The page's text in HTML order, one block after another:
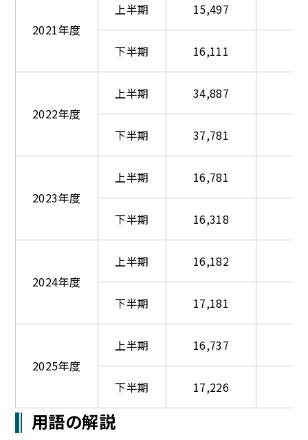
2021年度
上半期 15,497
下半期 16,111
2022年度
上半期 34,887
下半期 37,781
2023年度
上半期 16,781
下半期 16,318
2024年度
上半期 16,182
下半期 17,181
2025年度
上半期 16,737
下半期 17,226
用語の解説